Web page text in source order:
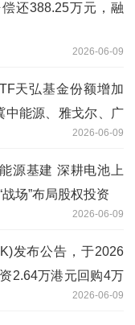
还388.25万元，融
2026-06-09
天弘基金份额增加
中能源、雅戈尔、广
2026-06-09
源基建 深耕电池上
场”布局股权投资
2026-06-09
发布公告，于2026
2.64万港元回购4万
2026-06-09